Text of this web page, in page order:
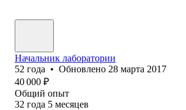
Начальник лаборатории
52 года • Обновлено 28 марта 2017
40 000 ₽
Общий опыт
32 года 5 месяцев